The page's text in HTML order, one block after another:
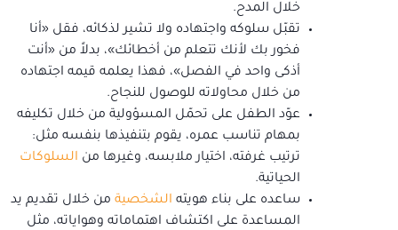
خلال المدح.
تقبّل سلوكه واجتهاده ولا تشير لذكائه، فقل «أنا
فخور بك لأنك تتعلم من أخطائك»، بدلاً من «أنت
أذكى واحد في الفصل»، فهذا يعلمه قيمه اجتهاده
من خلال محاولاته للوصول للنجاح.
عوّد الطفل على تحمّل المسؤولية من خلال تكليفه
بمهام تناسب عمره، يقوم بتنفيذها بنفسه مثل:
ترتيب غرفته، اختيار ملابسه، وغيرها من السلوكات
الحياتية.
ساعده على بناء هويته الشخصية من خلال تقديم يد
المساعدة على اكتشاف اهتماماته وهواياته، مثل